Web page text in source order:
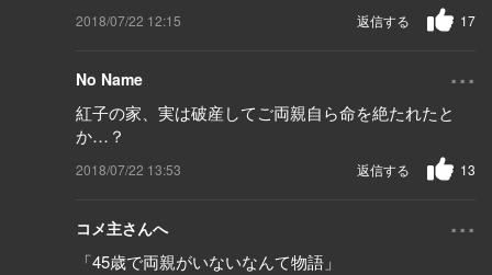
2018/07/22 12:15 17
返信する
No Name ...
紅子の家、実は破産してご両親自ら命を絶たれたと
か…？
2018/07/22 13:53 13
返信する
コメ主さんへ ...
「45歳で両親がいないなんて物語」